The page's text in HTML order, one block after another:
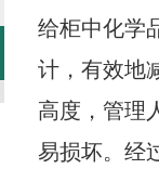
给柜中化学
计，有效地
高度，管理
易损坏。经